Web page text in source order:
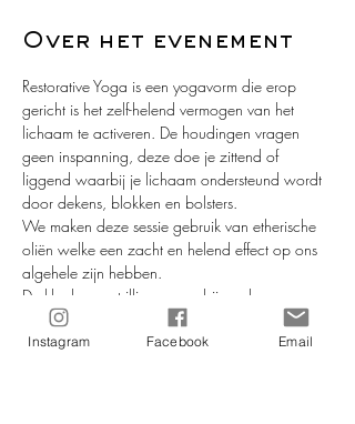
Over het evenement
Restorative Yoga is een yogavorm die erop
gericht is het zelf-helend vermogen van het
lichaam te activeren. De houdingen vragen
geen inspanning, deze doe je zittend of
liggend waarbij je lichaam ondersteund wordt
door dekens, blokken en bolsters.
We maken deze sessie gebruik van etherische
oliën welke een zacht en helend effect op ons
algehele zijn hebben.
De klanken en trillingen van bijzondere
instrumenten verzachten en verstillen ons fysiek,
mentaal en emotioneel en bieden ruimte voor
Instagram Facebook Email